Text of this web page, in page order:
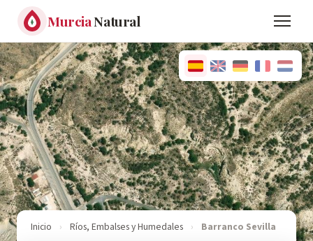
MurciaNatural
Inicio › Ríos, Embalses y Humedales › Barranco Sevilla